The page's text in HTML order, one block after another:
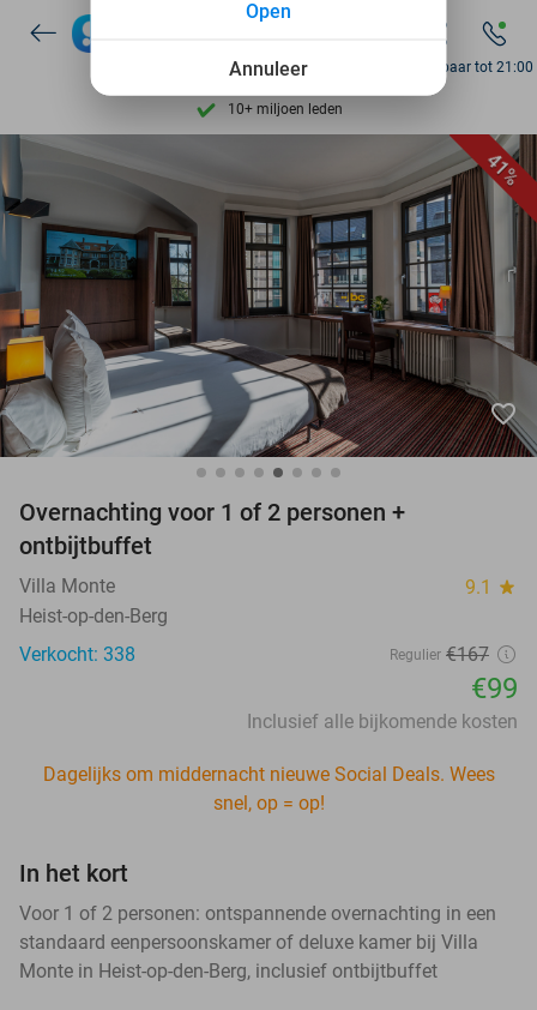
7 dagen per week beschikbaar
10+ miljoen leden
9,4 op basis van
7 dagen per week beschikbaar
10+ miljoen leden
Bereikbaar tot 21:00
41%
favorite_border
Overnachting voor 1 of 2 personen +
ontbijtbuffet
Villa Monte 9.1 star
Heist-op-den-Berg
Verkocht: 338
Regulier €167
€99
Inclusief alle bijkomende kosten
Dagelijks om middernacht nieuwe Social Deals. Wees
snel, op = op!
In het kort
Voor 1 of 2 personen: ontspannende overnachting in een
standaard eenpersoonskamer of deluxe kamer bij Villa
Monte in Heist-op-den-Berg, inclusief ontbijtbuffet
Annuleer
Open